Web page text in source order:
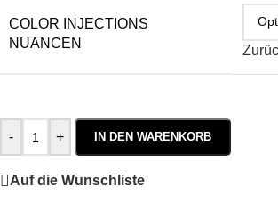
COLOR INJECTIONS
NUANCEN
- + IN DEN WARENKORB
Auf die Wunschliste